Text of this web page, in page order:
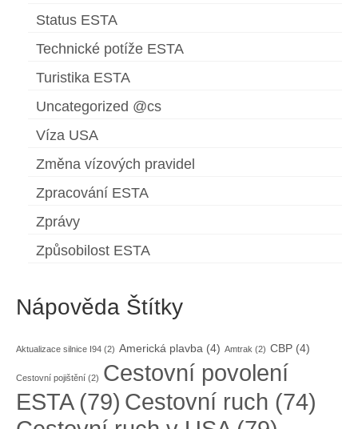
Status ESTA
Technické potíže ESTA
Turistika ESTA
Uncategorized @cs
Víza USA
Změna vízových pravidel
Zpracování ESTA
Zprávy
Způsobilost ESTA
Nápověda Štítky
Aktualizace silnice I94 (2) Americká plavba (4) Amtrak (2) CBP (4)
Cestovní pojištění (2) Cestovní povolení
ESTA(79) Cestovní ruch (74)